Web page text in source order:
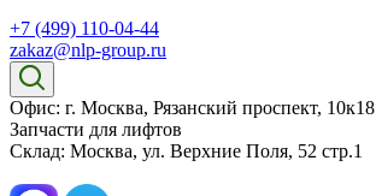
+7 (499) 110-04-44
zakaz@nlp-group.ru
Офис: г. Москва, Рязанский проспект, 10к18
Запчасти для лифтов
Склад: Москва, ул. Верхние Поля, 52 стр.1